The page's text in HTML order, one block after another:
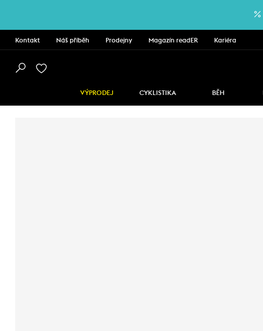
Kontakt Náš příběh Prodejny Magazín readER Kariéra
VÝPRODEJ CYKLISTIKA BĚH